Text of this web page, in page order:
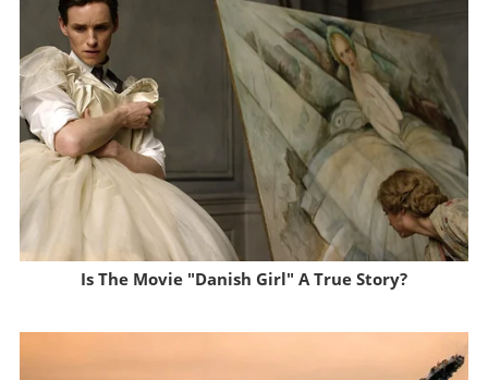
Is The Movie "Danish Girl" A True Story?